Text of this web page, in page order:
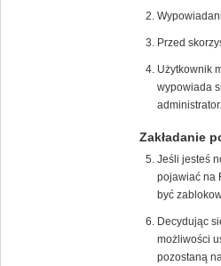
Przed
Użytkownik
wypowiada
Zakładanie
Jeśli jesteś
pojawiać na
być
Decydując
możliwości
pozostaną